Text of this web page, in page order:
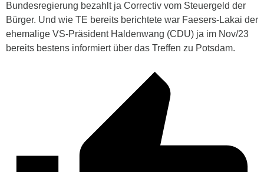
Bundesregierung bezahlt ja Correctiv vom Steuergeld der
Bürger. Und wie TE bereits berichtete war Faesers-Lakai der
ehemalige VS-Präsident Haldenwang (CDU) ja im Nov/23
bereits bestens informiert über das Treffen zu Potsdam.